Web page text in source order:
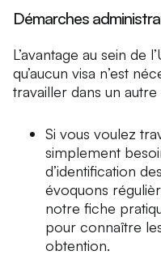
Démarches
L’avantage au sein de
qu’aucun visa n’est
travailler dans un
Si vous voulez
simplement
d’identification
évoquons
notre fiche
pour connaître
obtention.